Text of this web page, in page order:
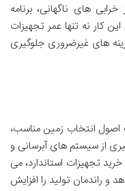
های ناگهانی، برنامه
کار نه تنها عمر تجهیزات
های غیرضروری جلوگیری
اصول انتخاب زمین مناسب،
از سیستم های آبرسانی و
تجهیزات استاندارد، می
و راندمان تولید را افزایش